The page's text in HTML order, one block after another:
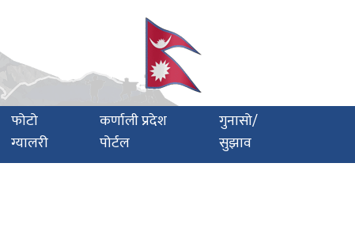
फोटो
ग्यालरी
कर्णाली प्रदेश
पोर्टल
गुनासो/
सुझाव